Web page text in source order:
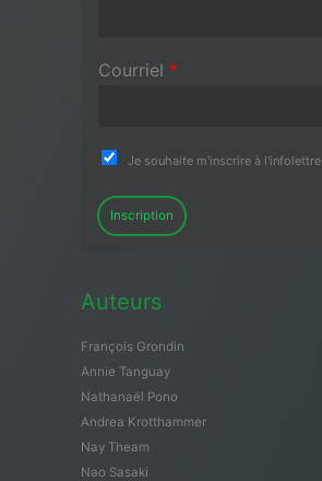
Courriel *
Je souhaite m'inscrire à l'infolettre
Inscription
Auteurs
François Grondin
Annie Tanguay
Nathanaël Pono
Andrea Krotthammer
Nay Theam
Nao Sasaki